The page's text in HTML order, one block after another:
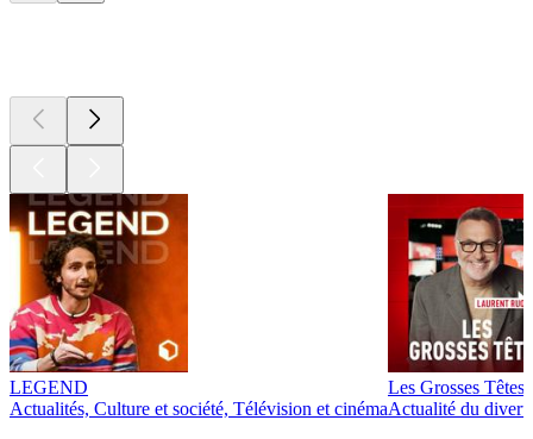
LEGEND
Actualités, Culture et société, Télévision et cinéma
Les Grosses Têtes
Actualité du